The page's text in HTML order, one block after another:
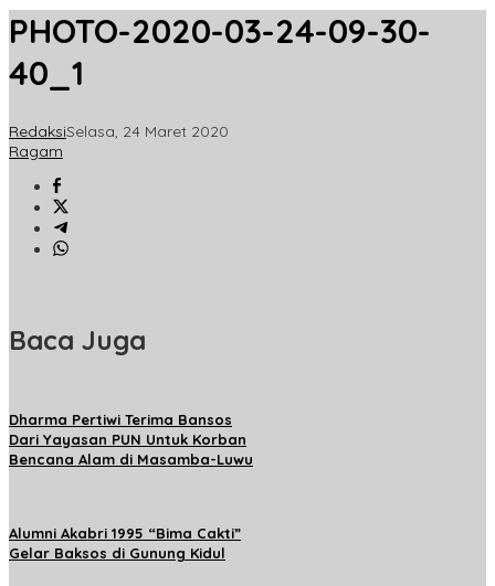
PHOTO-2020-03-24-09-30-
40_1
RedaksiSelasa, 24 Maret 2020
Ragam
Baca Juga
Dharma Pertiwi Terima Bansos
Dari Yayasan PUN Untuk Korban
Bencana Alam di Masamba-Luwu
Alumni Akabri 1995 “Bima Cakti”
Gelar Baksos di Gunung Kidul